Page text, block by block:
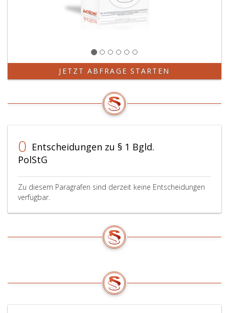
JETZT ABFRAGE STARTEN
0 Entscheidungen zu § 1 Bgld.
PolStG
Zu diesem Paragrafen sind derzeit keine Entscheidungen
verfügbar.